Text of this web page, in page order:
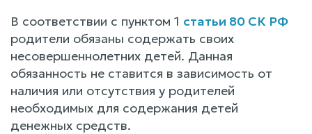
В соответствии с пунктом 1 статьи 80 СК РФ
родители обязаны содержать своих
несовершеннолетних детей. Данная
обязанность не ставится в зависимость от
наличия или отсутствия у родителей
необходимых для содержания детей
денежных средств.